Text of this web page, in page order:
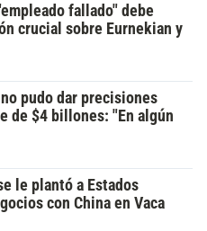
fallado" debe
crucial sobre Eurnekian y
pudo dar precisiones
de $4 billones: "En algún
le plantó a Estados
con China en Vaca